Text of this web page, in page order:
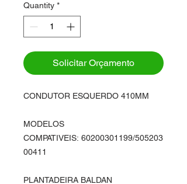
Quantity *
Solicitar Orçamento
CONDUTOR ESQUERDO 410MM
MODELOS
COMPATIVEIS: 60200301199/505203
00411
PLANTADEIRA BALDAN